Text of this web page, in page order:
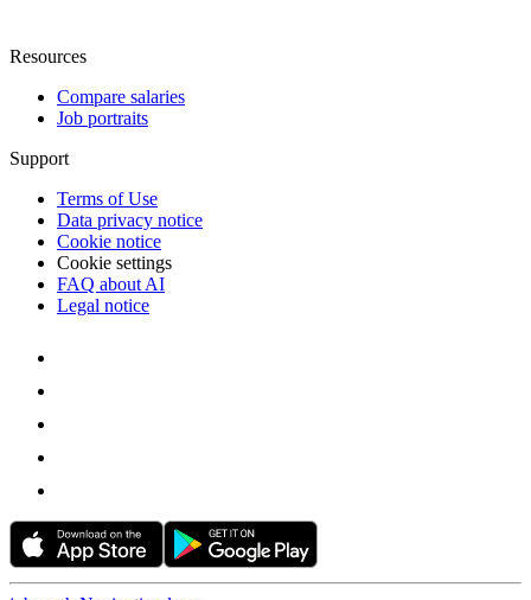
Resources
Compare salaries
Job portraits
Support
Terms of Use
Data privacy notice
Cookie notice
Cookie settings
FAQ about AI
Legal notice